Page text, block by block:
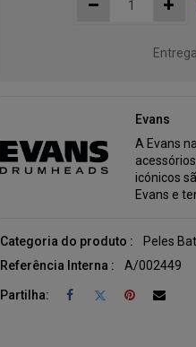
Evans
A Evans
icónicos
Evans e
Categoria do produto :
Peles
Referência Interna :
A/002449
Partilha: